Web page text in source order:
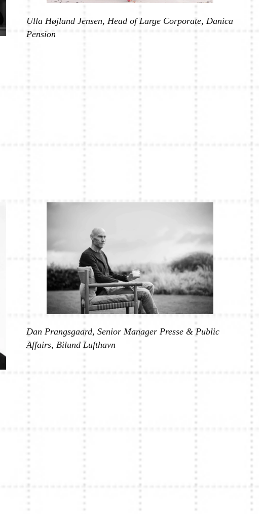
Ulla Højland Jensen, Head of Large Corporate, Danica
Pension
Dan Prangsgaard, Senior Manager Presse & Public
Affairs, Bilund Lufthavn